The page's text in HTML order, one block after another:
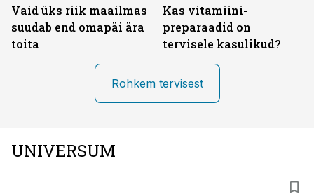
Vaid üks riik maailmas
suudab end omapäi ära
toita
Kas vitamiini­
preparaadid on
tervisele kasulikud?
Rohkem tervisest
UNIVERSUM